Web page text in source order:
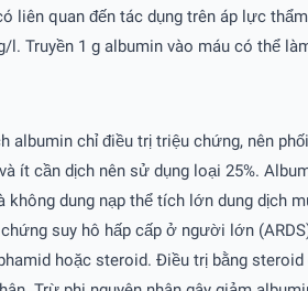
quan đến tác dụng trên áp lực
Truyền 1 g albumin vào máu có thể
chỉ điều trị triệu chứng, nên
cần dịch nên sử dụng loại 25%.
dung nạp thể tích lớn dung dịch
suy hô hấp cấp ở người lớn
hoặc steroid. Ðiều trị bằng